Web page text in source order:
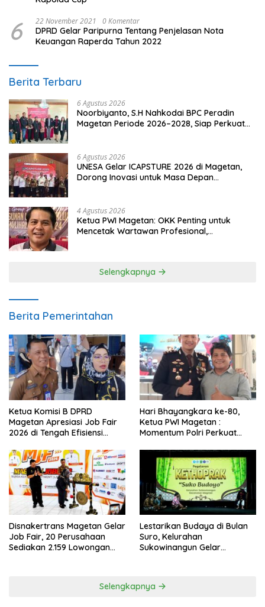
6 22 November 2021 0 Komentar
DPRD Gelar Paripurna Tentang Penjelasan Nota
Keuangan Raperda Tahun 2022
Berita Terbaru
6 Agustus 2026
Noorbiyanto, S.H Nahkodai BPC Peradin
Magetan Periode 2026–2028, Siap Perkuat
6 Agustus 2026
UNESA Gelar ICAPSTURE 2026 di Magetan,
Dorong Inovasi untuk Masa Depan
4 Agustus 2026
Ketua PWI Magetan: OKK Penting untuk
Mencetak Wartawan Profesional,
Selengkapnya
Berita Pemerintahan
Ketua Komisi B DPRD
Magetan Apresiasi Job Fair
2026 di Tengah Efisiensi
Hari Bhayangkara ke-80,
Ketua PWI Magetan :
Momentum Polri Perkuat
Disnakertrans Magetan Gelar
Job Fair, 20 Perusahaan
Sediakan 2.159 Lowongan
Lestarikan Budaya di Bulan
Suro, Kelurahan
Sukowinangun Gelar
Selengkapnya